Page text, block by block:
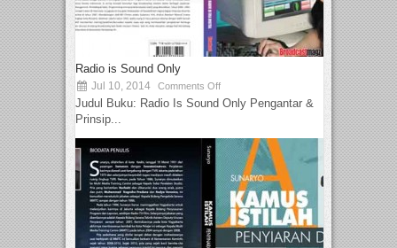
Radio is Sound Only
Jul 10, 2014 Comments Off
Judul Buku: Radio Is Sound Only Pengantar &
Prinsip...